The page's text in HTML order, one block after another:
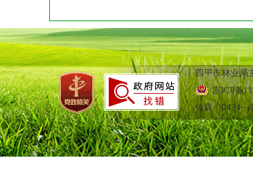
四平市林业局
吉ICP备
传真：